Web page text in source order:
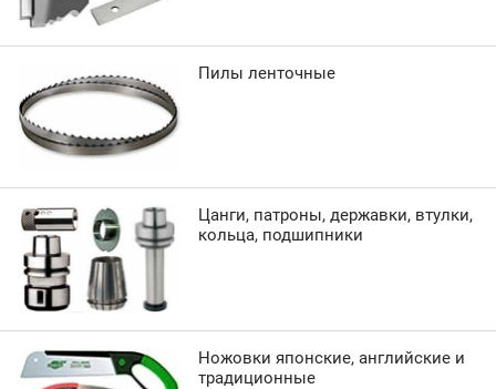
Пилы ленточные
Цанги, патроны, державки, втулки,
кольца, подшипники
Ножовки японские, английские и
традиционные